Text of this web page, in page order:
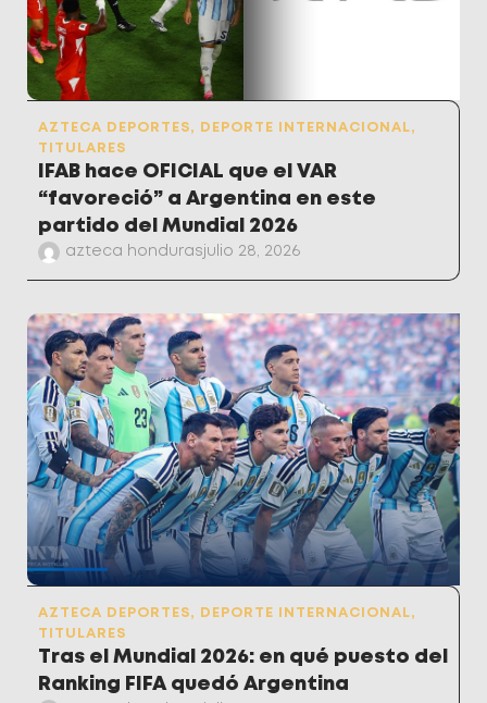
AZTECA DEPORTES, DEPORTE INTERNACIONAL,
TITULARES
IFAB hace OFICIAL que el VAR
“favoreció” a Argentina en este
partido del Mundial 2026
azteca hondurasjulio 28, 2026
AZTECA DEPORTES, DEPORTE INTERNACIONAL,
TITULARES
Tras el Mundial 2026: en qué puesto del
Ranking FIFA quedó Argentina